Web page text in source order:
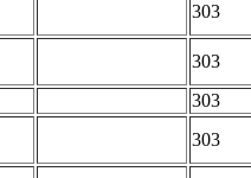
303
303
303
303